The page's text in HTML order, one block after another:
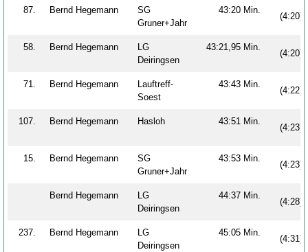
87. Bernd Hegemann
SG
Gruner+Jahr
43:20 Min.
(4:20)
58. Bernd Hegemann
LG
Deiringsen
43:21,95 Min.
(4:20)
71. Bernd Hegemann
Lauftreff-
Soest
43:43 Min.
(4:22)
107. Bernd Hegemann Hasloh 43:51 Min.
(4:23)
15. Bernd Hegemann
SG
Gruner+Jahr
43:53 Min.
(4:23)
Bernd Hegemann
LG
Deiringsen
44:37 Min.
(4:28)
237. Bernd Hegemann
LG
Deiringsen
45:05 Min.
(4:31)